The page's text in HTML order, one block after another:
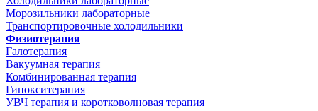
Морозильники лабораторные
Транспортировочные холодильники
Физиотерапия
Галотерапия
Вакуумная терапия
Комбинированная терапия
Гипокситерапия
УВЧ терапия и коротковолновая терапия